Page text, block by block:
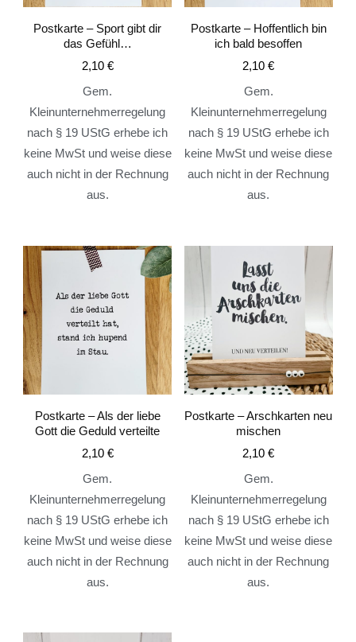
Postkarte – Sport gibt dir
das Gefühl…
2,10 €
Gem.
Kleinunternehmerregelung
nach § 19 UStG erhebe ich
keine MwSt und weise diese
auch nicht in der Rechnung
aus.
Postkarte – Hoffentlich bin
ich bald besoffen
2,10€
Gem.
Kleinunternehmerregelung
nach § 19 UStG erhebe ich
keine MwSt und weise diese
auch nicht in der Rechnung
aus.
Postkarte – Als der liebe
Gott die Geduld verteilte
2,10 €
Gem.
Kleinunternehmerregelung
nach § 19 UStG erhebe ich
keine MwSt und weise diese
auch nicht in der Rechnung
aus.
Postkarte – Arschkarten neu
mischen
2,10€
Gem.
Kleinunternehmerregelung
nach § 19 UStG erhebe ich
keine MwSt und weise diese
auch nicht in der Rechnung
aus.